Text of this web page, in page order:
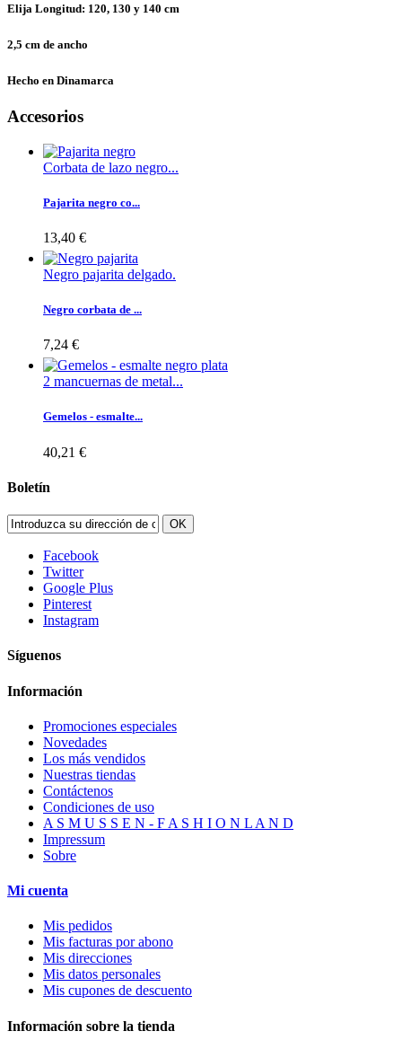
Elija Longitud: 120, 130 y 140 cm
2,5 cm de ancho
Hecho en Dinamarca
Accesorios
Corbata de lazo negro...
Pajarita negro co...
13,40 €
Negro pajarita delgado.
Negro corbata de ...
7,24 €
2 mancuernas de metal...
Gemelos - esmalte...
40,21 €
Boletín
OK
Facebook
Twitter
Google Plus
Pinterest
Instagram
Síguenos
Información
Promociones especiales
Novedades
Los más vendidos
Nuestras tiendas
Contáctenos
Condiciones de uso
A S M U S S E N - F A S H I O N L A N D
Impressum
Sobre
Mi cuenta
Mis pedidos
Mis facturas por abono
Mis direcciones
Mis datos personales
Mis cupones de descuento
Información sobre la tienda